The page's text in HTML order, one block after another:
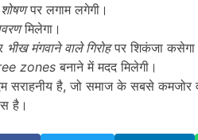
पर लगाम लगेगी।
मिलेगा।
भीख मंगवाने वाले गिरोहपर शिकंजा
zones बनाने में मदद मिलेगी।
सराहनीय है, जो समाज के सबसे कमजोर
है।